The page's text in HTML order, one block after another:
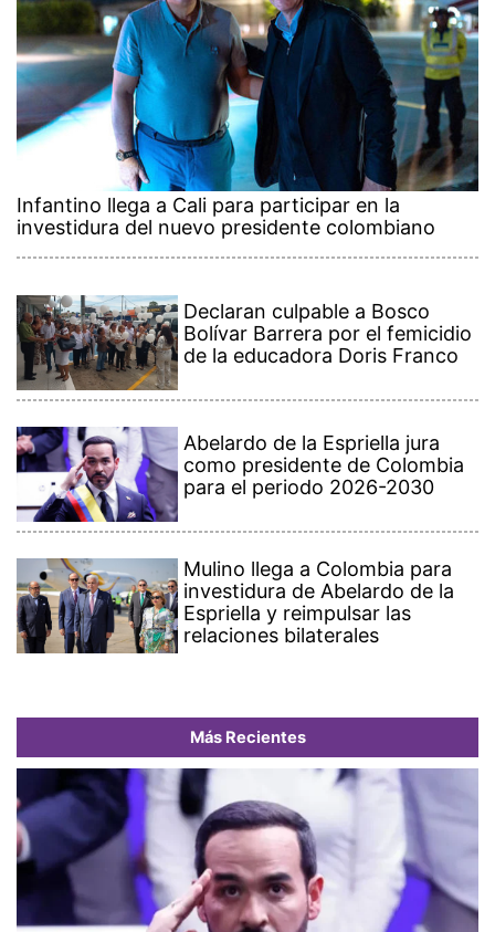
Infantino llega a Cali para participar en la
investidura del nuevo presidente colombiano
Declaran culpable a Bosco
Bolívar Barrera por el femicidio
de la educadora Doris Franco
Abelardo de la Espriella jura
como presidente de Colombia
para el periodo 2026-2030
Mulino llega a Colombia para
investidura de Abelardo de la
Espriella y reimpulsar las
relaciones bilaterales
Más Recientes